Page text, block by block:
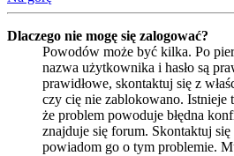
Dlaczego nie mogę się zalogować?
Powodów może być kilka. Po
nazwa użytkownika i hasło są
prawidłowe, skontaktuj się z
czy cię nie zablokowano. Istnieje
że problem powoduje błędna
znajduje się forum. Skontaktuj
powiadom go o tym problemie.